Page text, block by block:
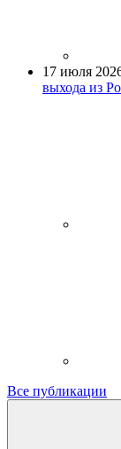
17 июля
выхода из
Все публикации